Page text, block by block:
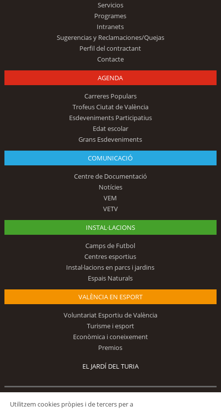
Servicios
Programes
Intranets
Sugerencias y Reclamaciones/Quejas
Perfil del contractant
Contacte
AGENDA
Carreres Populars
Trofeus Ciutat de València
Esdeveniments Participatius
Edat escolar
Grans Esdeveniments
COMUNICACIÓ
Centre de Documentació
Notícies
VEM
VETV
INSTAL·LACIONS
Camps de Futbol
Centres esportius
Instal·lacions en parcs i jardins
Espais Naturals
VALÈNCIA EN ESPORT
Voluntariat Esportiu de València
Turisme i esport
Econòmica i coneixement
Premios
EL JARDÍ DEL TURIA
Utilitzem cookies pròpies i de tercers per a